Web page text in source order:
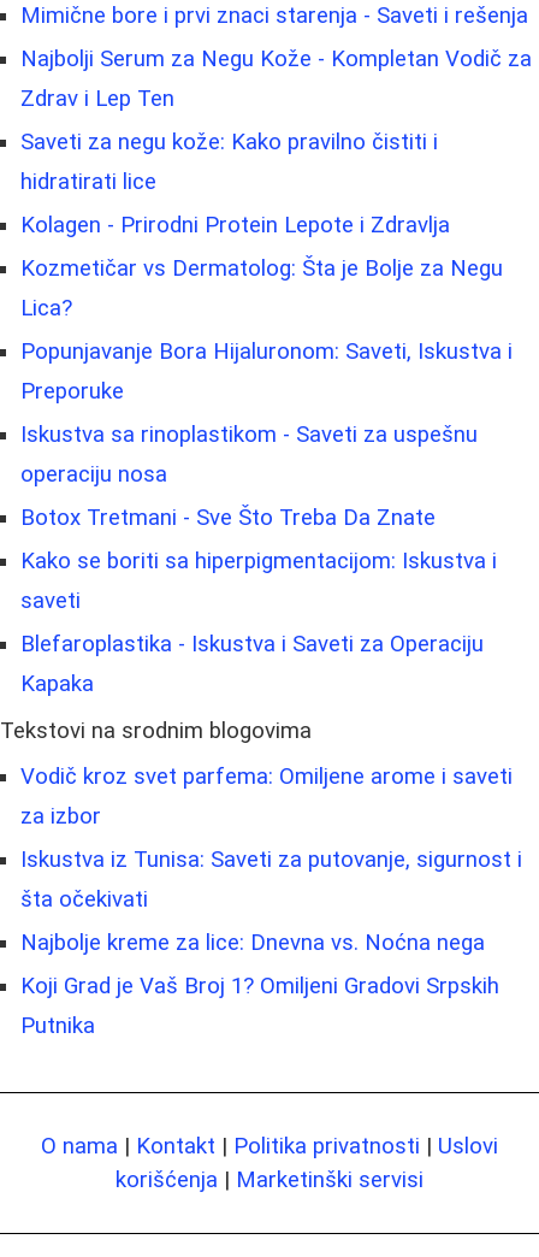
Mimične bore i prvi znaci starenja - Saveti i rešenja
Najbolji Serum za Negu Kože - Kompletan Vodič za
Zdrav i Lep Ten
Saveti za negu kože: Kako pravilno čistiti i
hidratirati lice
Kolagen - Prirodni Protein Lepote i Zdravlja
Kozmetičar vs Dermatolog: Šta je Bolje za Negu
Lica?
Popunjavanje Bora Hijaluronom: Saveti, Iskustva i
Preporuke
Iskustva sa rinoplastikom - Saveti za uspešnu
operaciju nosa
Botox Tretmani - Sve Što Treba Da Znate
Kako se boriti sa hiperpigmentacijom: Iskustva i
saveti
Blefaroplastika - Iskustva i Saveti za Operaciju
Kapaka
Tekstovi na srodnim blogovima
Vodič kroz svet parfema: Omiljene arome i saveti
za izbor
Iskustva iz Tunisa: Saveti za putovanje, sigurnost i
šta očekivati
Najbolje kreme za lice: Dnevna vs. Noćna nega
Koji Grad je Vaš Broj 1? Omiljeni Gradovi Srpskih
Putnika
O nama | Kontakt | Politika privatnosti | Uslovi
korišćenja | Marketinški servisi